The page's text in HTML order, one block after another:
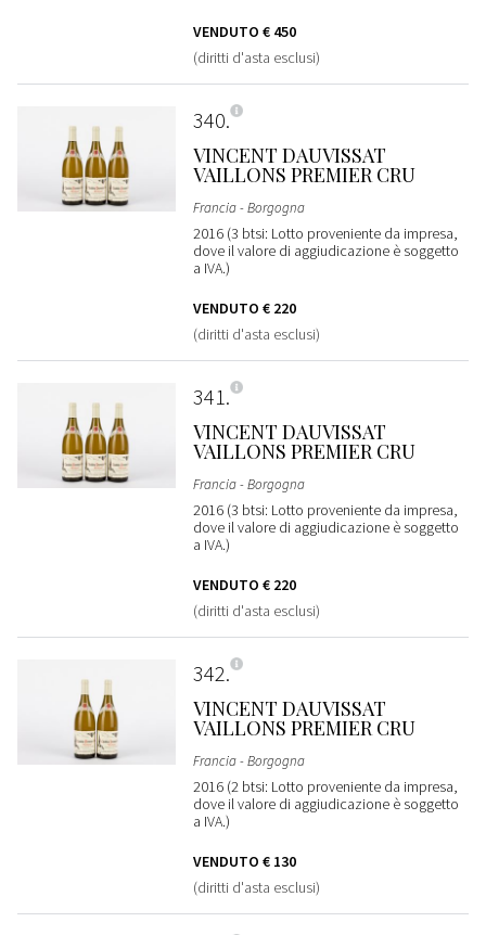
VENDUTO € 450
(diritti d'asta esclusi)
340
VINCENT DAUVISSAT
VAILLONS PREMIER CRU
Francia - Borgogna
2016 (3 btsi: Lotto proveniente da impresa,
dove il valore di aggiudicazione è soggetto
a IVA.)
VENDUTO € 220
(diritti d'asta esclusi)
341
VINCENT DAUVISSAT
VAILLONS PREMIER CRU
Francia - Borgogna
2016 (3 btsi: Lotto proveniente da impresa,
dove il valore di aggiudicazione è soggetto
a IVA.)
VENDUTO € 220
(diritti d'asta esclusi)
342
VINCENT DAUVISSAT
VAILLONS PREMIER CRU
Francia - Borgogna
2016 (2 btsi: Lotto proveniente da impresa,
dove il valore di aggiudicazione è soggetto
a IVA.)
VENDUTO € 130
(diritti d'asta esclusi)